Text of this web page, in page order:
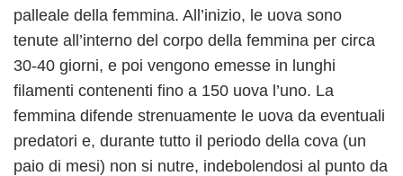
palleale della femmina. All’inizio, le uova sono
tenute all’interno del corpo della femmina per circa
30-40 giorni, e poi vengono emesse in lunghi
filamenti contenenti fino a 150 uova l’uno. La
femmina difende strenuamente le uova da eventuali
predatori e, durante tutto il periodo della cova (un
paio di mesi) non si nutre, indebolendosi al punto da